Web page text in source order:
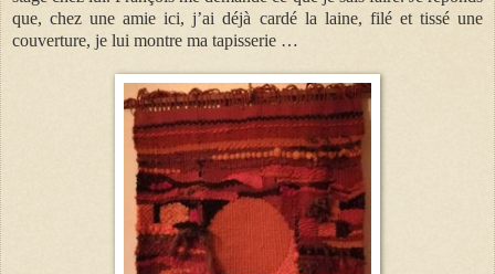
que, chez une amie ici, j’ai déjà cardé la laine, filé et tissé une
couverture, je lui montre ma tapisserie …